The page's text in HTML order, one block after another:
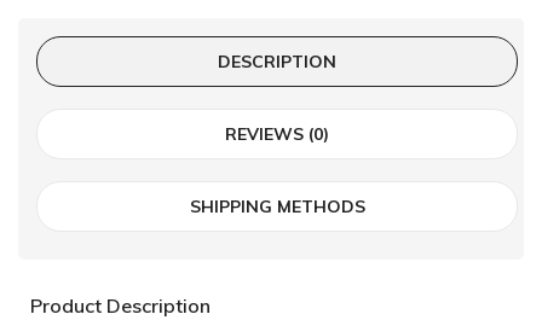
DESCRIPTION
REVIEWS (0)
SHIPPING METHODS
Product Description